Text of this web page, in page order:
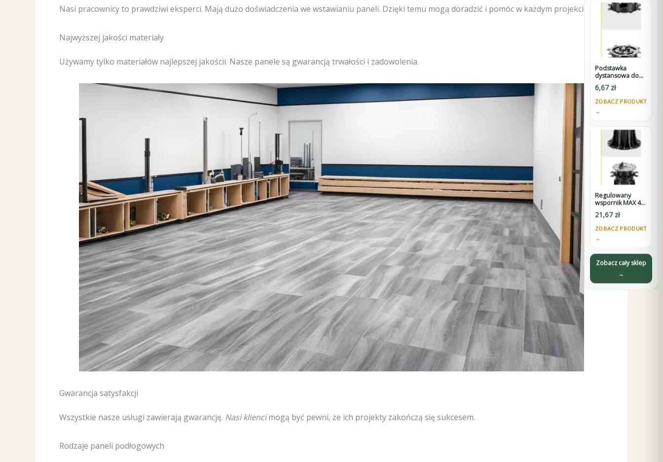
Nasi pracownicy to prawdziwi eksperci. Mają dużo doświadczenia we wstawianiu paneli. Dzięki temu mogą doradzić i pomóc w każdym projekcie.
Najwyższej jakości materiały
Używamy tylko materiałów najlepszej jakościi. Nasze panele są gwarancją trwałości i zadowolenia.
Gwarancja satysfakcji
Wszystkie nasze usługi zawierają gwarancję. Nasi kliencimogą być pewni, że ich projekty zakończą się sukcesem.
Rodzaje paneli podłogowych
Podstawka
dystansowa do
wsporników
SPIRAL -
wysokość 60 mm
6,67 zł
ZOBACZ PRODUKT
→
Regulowany
wspornik MAX 45-
75 mm do
tarasów
wentylowanych
pod płyty z D3
21,67 zł
ZOBACZ PRODUKT
→
Zobacz cały sklep
→